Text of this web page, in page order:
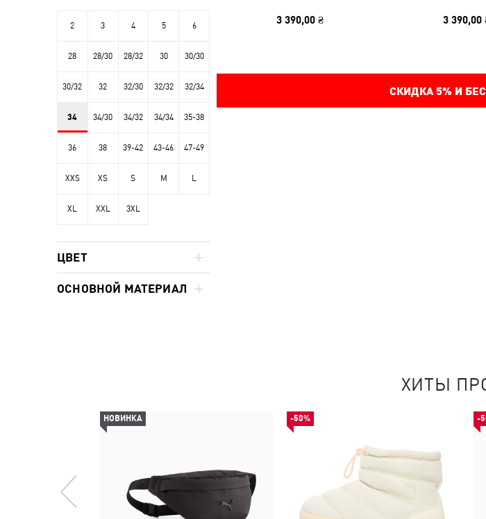
3 390,00 ₴ 3 390,00
СКИДКА 5% И
2 3 4 5 6
28 28/30 28/32 30 30/30
30/32 32 32/30 32/32 32/34
34 34/30 34/32 34/34 35-38
36 38 39-42 43-46 47-49
XXS XS S M L
XL XXL 3XL
ЦВЕТ
ОСНОВНОЙ МАТЕРИАЛ
ХИТЫ
НОВИНКА -50% -